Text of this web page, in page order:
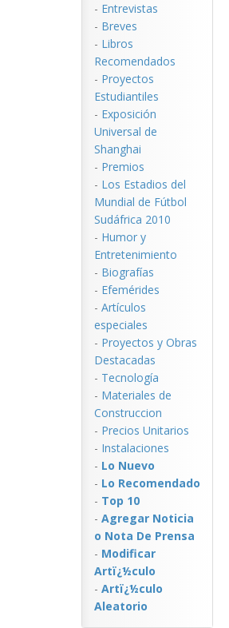
- Entrevistas
- Breves
- Libros
Recomendados
- Proyectos
Estudiantiles
- Exposición
Universal de
Shanghai
- Premios
- Los Estadios del
Mundial de Fútbol
Sudáfrica 2010
- Humor y
Entretenimiento
- Biografías
- Efemérides
- Artículos
especiales
- Proyectos y Obras
Destacadas
- Tecnología
- Materiales de
Construccion
- Precios Unitarios
- Instalaciones
- Lo Nuevo
- Lo Recomendado
- Top 10
- Agregar Noticia
o Nota De Prensa
- Modificar
Artï¿½culo
- Artï¿½culo
Aleatorio